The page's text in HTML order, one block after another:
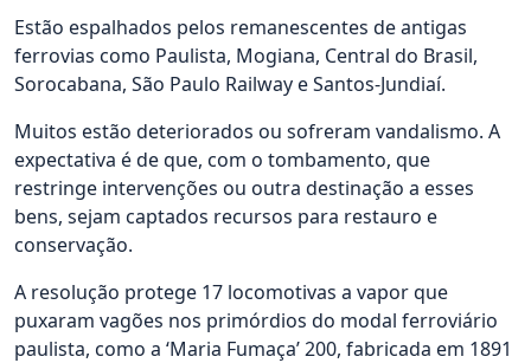
Estão espalhados pelos remanescentes de antigas
ferrovias como Paulista, Mogiana, Central do Brasil,
Sorocabana, São Paulo Railway e Santos-Jundiaí.
Muitos estão deteriorados ou sofreram vandalismo. A
expectativa é de que, com o tombamento, que
restringe intervenções ou outra destinação a esses
bens, sejam captados recursos para restauro e
conservação.
A resolução protege 17 locomotivas a vapor que
puxaram vagões nos primórdios do modal ferroviário
paulista, como a ‘Maria Fumaça’ 200, fabricada em 1891